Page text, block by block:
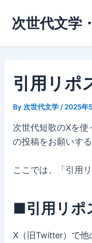
ス
次世代文学
引用リポ
By次世代文学 /2025年
次世代短歌のXを
の投稿をお願いす
ここでは、「引用
■引用リポ
X（旧Twitter）で